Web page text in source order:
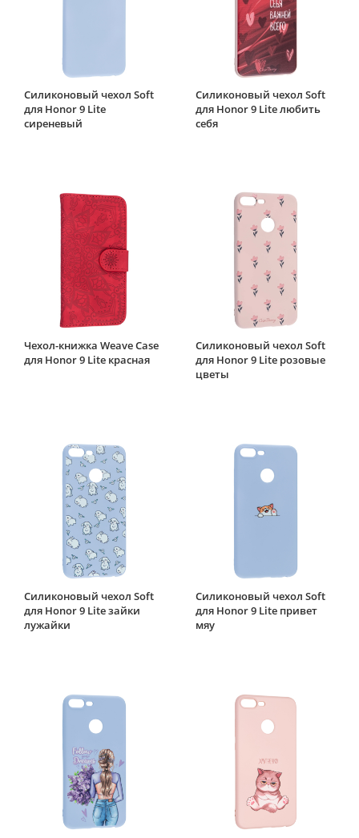
Силиконовый чехол Soft
для Honor 9 Lite
сиреневый
Силиконовый чехол Soft
для Honor 9 Lite любить
себя
Чехол-книжка Weave Case
для Honor 9 Lite красная
Силиконовый чехол Soft
для Honor 9 Lite розовые
цветы
Силиконовый чехол Soft
для Honor 9 Lite зайки
лужайки
Силиконовый чехол Soft
для Honor 9 Lite привет
мяу